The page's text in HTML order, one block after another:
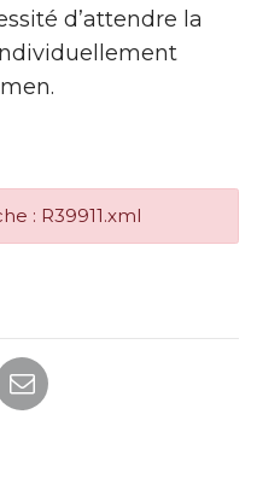
d’attendre la
: R39911.xml